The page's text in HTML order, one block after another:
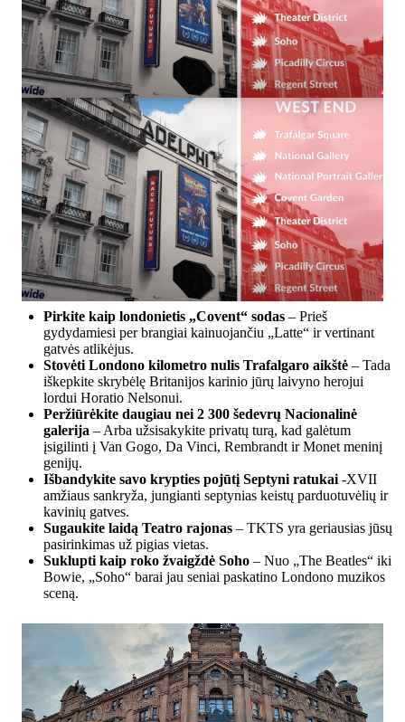
Pirkite kaip londonietis „Covent“ sodas – Prieš
gydydamiesi per brangiai kainuojančiu „Latte“ ir vertinant
gatvės atlikėjus.
Stovėti Londono kilometro nulis Trafalgaro aikštė – Tada
iškepkite skrybėlę Britanijos karinio jūrų laivyno herojui
lordui Horatio Nelsonui.
Peržiūrėkite daugiau nei 2 300 šedevrų Nacionalinė
galerija – Arba užsisakykite privatų turą, kad galėtum
įsigilinti į Van Gogo, Da Vinci, Rembrandt ir Monet meninį
genijų.
Išbandykite savo krypties pojūtį Septyni ratukai -XVII
amžiaus sankryža, jungianti septynias keistų parduotuvėlių ir
kavinių gatves.
Sugaukite laidą Teatro rajonas – TKTS yra geriausias jūsų
pasirinkimas už pigias vietas.
Suklupti kaip roko žvaigždė Soho – Nuo „The Beatles“ iki
Bowie, „Soho“ barai jau seniai paskatino Londono muzikos
sceną.